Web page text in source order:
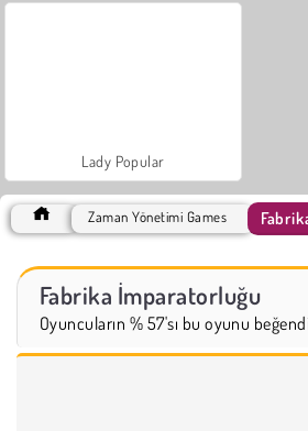
Lady Popular
Zaman Yönetimi Games
Fabrika İmparatorluğu
Oyuncuların % 57'sı bu oyunu beğendi